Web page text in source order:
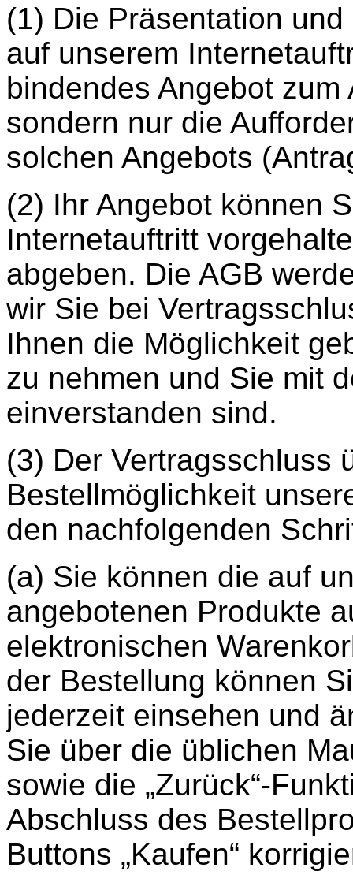
(1) Die Präsentation
auf unserem
bindendes Angebot
sondern nur die
solchen Angebots
(2) Ihr Angebot können
Internetauftritt
abgeben. Die AGB
wir Sie bei
Ihnen die Möglichkeit
zu nehmen und Sie mit
einverstanden sind.
(3) Der Vertragsschluss
Bestellmöglichkeit
den nachfolgenden
(a) Sie können die auf
angebotenen Produkte
elektronischen
der Bestellung können
jederzeit einsehen und
Sie über die üblichen
sowie die „Zurück“-
Abschluss des
Buttons „Kaufen“